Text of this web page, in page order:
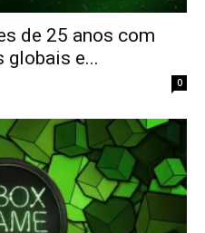
de 25 anos com
globais e...
0